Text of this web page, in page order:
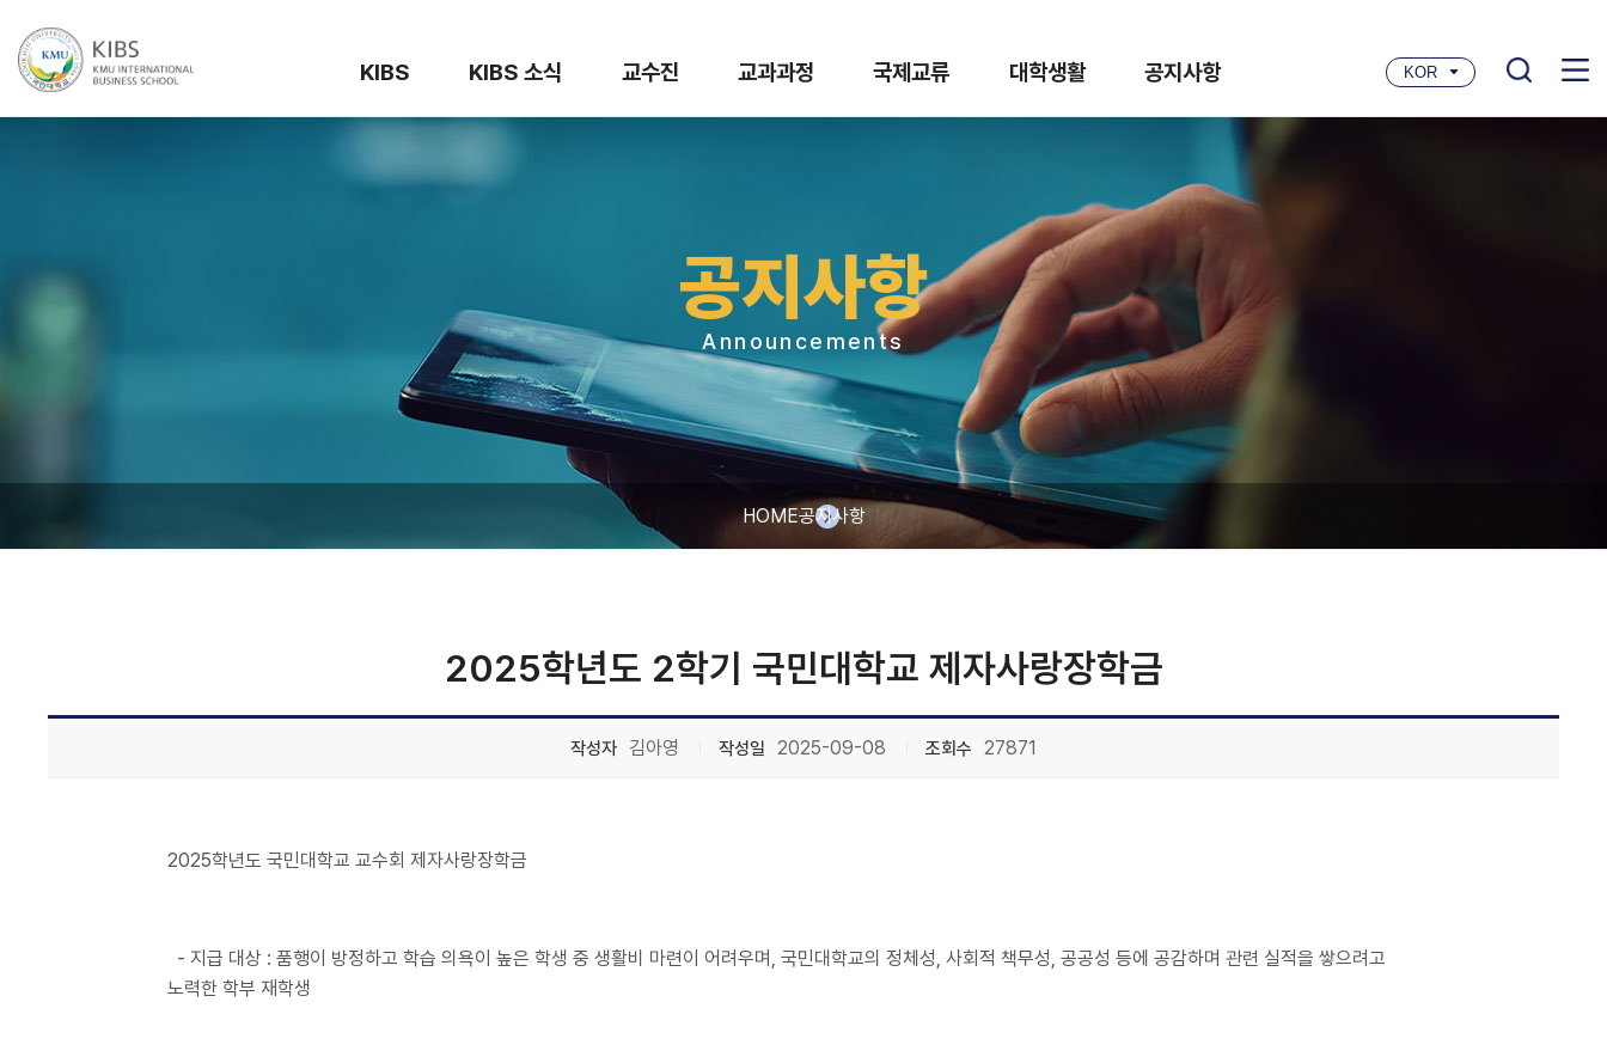
KIBS KIBS 소식 교수진 교과과정 국제교류 대학생활 공지사항 KOR
공지사항
Announcements
HOME공지사항
2025학년도 2학기 국민대학교 제자사랑장학금
작성자 김아영 작성일 2025-09-08 조회수 27871
2025학년도 국민대학교 교수회 제자사랑장학금
- 지급 대상 : 품행이 방정하고 학습 의욕이 높은 학생 중 생활비 마련이 어려우며, 국민대학교의 정체성, 사회적 책무성, 공공성 등에 공감하며 관련 실적을 쌓으려고
노력한 학부 재학생